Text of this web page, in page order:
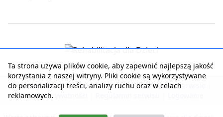
Strona główna | Kontakt z serwisem | Reklama w serwisie
Polityka prywatności
Ta strona używa plików cookie, aby zapewnić najlepszą jakość
korzystania z naszej witryny. Pliki cookie są wykorzystywane
do personalizacji treści, analizy ruchu oraz w celach
reklamowych.